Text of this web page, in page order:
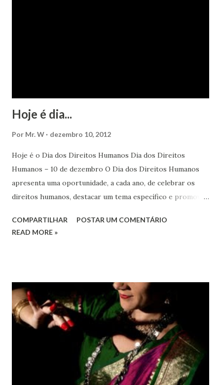
Hoje é dia...
Por Mr. W dezembro 10, 2012
Hoje é o Dia dos Direitos Humanos Dia dos Direitos
Humanos – 10 de dezembro O Dia dos Direitos Humanos
apresenta uma oportunidade, a cada ano, de celebrar os
direitos humanos, destacar um tema específico e promover
em todos os lugares. Este ano, o foco é sobre os direitos
Estes direitos humanos – os direitos à liberdade de opinião
e de expressão, de reunião pacífica e de associação, e de
participar no governo (artigos 19, 20 e 21 da Declaração
Universal dos Direitos Humanos ) – têm estado no centro
das mudanças históricas no mundo árabe nos últimos dois
anos, em que milhões foram às ruas para exigir mudanças.
Em outras partes do mundo, os “99%” fizeram suas vozes
COMPARTILHAR
POSTAR UM COMENTÁRIO
READ MORE »